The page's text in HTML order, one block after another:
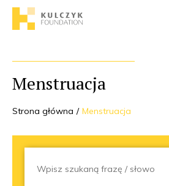
Menstruacja
Strona główna Menstruacja